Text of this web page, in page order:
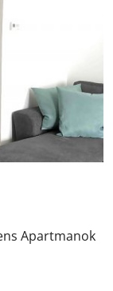
Apartmanok